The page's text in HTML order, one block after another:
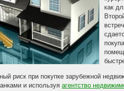
как
риск при покупке зарубежной
и используя агентство